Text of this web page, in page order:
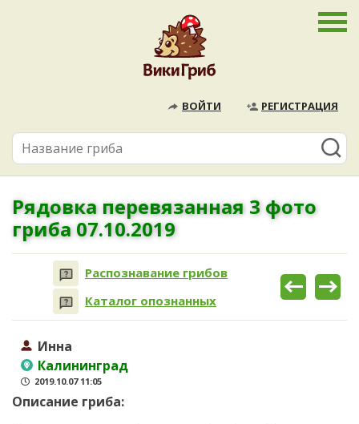
ВОЙТИ РЕГИСТРАЦИЯ
Рядовка перевязанная 3 фото
гриба 07.10.2019
Распознавание грибов
Каталог опознанных
Инна
Калининград
2019.10.07 11:05
Описание гриба: